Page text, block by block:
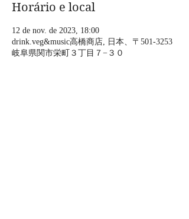
Horário e local
12 de nov. de 2023, 18:00
drink.veg&music高橋商店, 日本、〒501-3253
岐阜県関市栄町３丁目７−３０